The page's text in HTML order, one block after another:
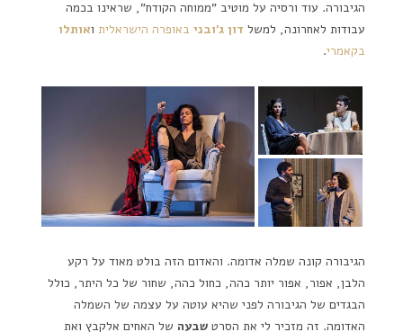
הגיבורה. עוד ורסיה על מוטיב "ממוחה הקודח", שראינו בכמה
עבודות לאחרונה, למשל דון ג'ובני באופרה הישראלית ואותלו
בקאמרי.
הגיבורה קונה שמלה אדומה. והאדום הזה בולט מאוד על רקע
הלבן, אפור, אפור יותר כהה, כחול כהה, שחור של כל היתר, כולל
הבגדים של הגיבורה לפני שהיא עוטה על עצמה של השמלה
האדומה. זה מזכיר לי את הסרט שבעה של האחים אלקבץ ואת